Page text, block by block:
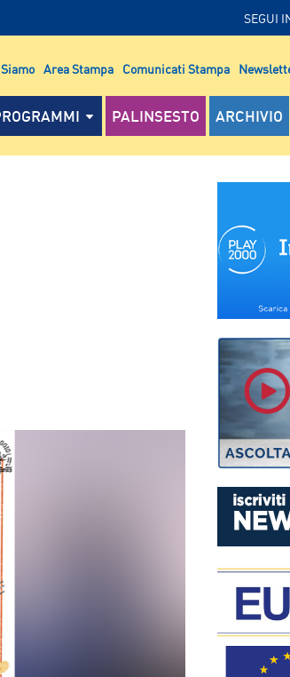
SEGUI
Area Stampa Comunicati Stampa
PALINSESTO ARCHIVIO